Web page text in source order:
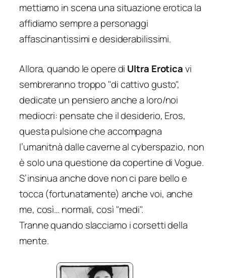
mettiamo in scena una situazione erotica la
affidiamo sempre a personaggi
affascinantissimi e desiderabilissimi.
Allora, quando le opere di Ultra Eroticavi
sembreranno troppo "di cattivo gusto",
dedicate un pensiero anche a loro/noi
mediocri: pensate che il desiderio, Eros,
questa pulsione che accompagna
l’umanitnà dalle caverne al cyberspazio, non
è solo una questione da copertine di Vogue.
S’insinua anche dove non ci pare bello e
tocca (fortunatamente) anche voi, anche
me, così… normali, così "medi".
Tranne quando slacciamo i corsetti della
mente.